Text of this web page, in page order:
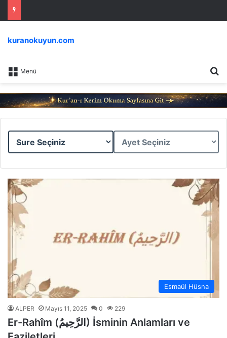
Menü
kuranokuyun.com
Sure
Ayet
Esmaül Hüsna
ALPER Mayıs 11, 2025 0 229
Er-Rahîm (الرَّحِيمُ) İsminin Anlamları ve